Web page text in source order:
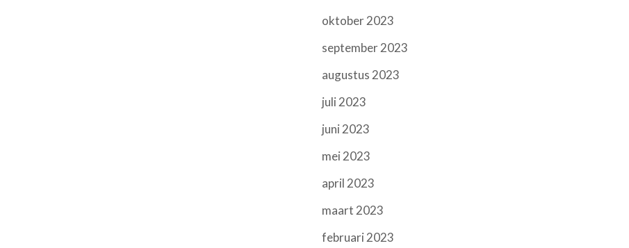
oktober 2023
september 2023
augustus 2023
juli 2023
juni 2023
mei 2023
april 2023
maart 2023
februari 2023